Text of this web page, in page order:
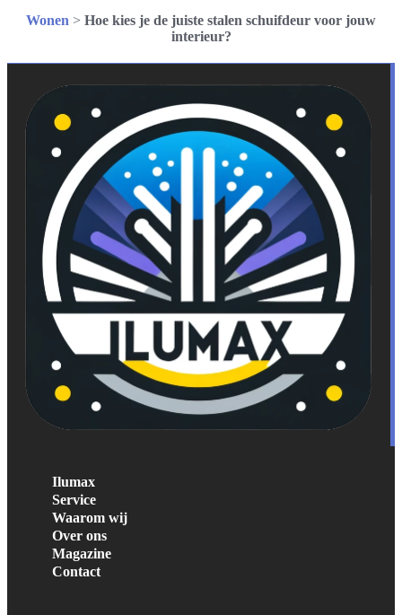
Wonen > Hoe kies je de juiste stalen schuifdeur voor jouw
interieur?
Ilumax
Service
Waarom wij
Over ons
Magazine
Contact